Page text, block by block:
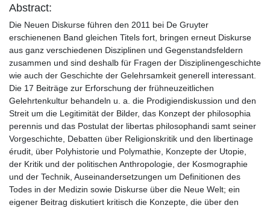
Abstract:
Die Neuen Diskurse führen den 2011 bei De Gruyter
erschienenen Band gleichen Titels fort, bringen erneut Diskurse
aus ganz verschiedenen Disziplinen und Gegenstandsfeldern
zusammen und sind deshalb für Fragen der Disziplinengeschichte
wie auch der Geschichte der Gelehrsamkeit generell interessant.
Die 17 Beiträge zur Erforschung der frühneuzeitlichen
Gelehrtenkultur behandeln u. a. die Prodigiendiskussion und den
Streit um die Legitimität der Bilder, das Konzept der philosophia
perennis und das Postulat der libertas philosophandi samt seiner
Vorgeschichte, Debatten über Religionskritik und den libertinage
érudit, über Polyhistorie und Polymathie, Konzepte der Utopie,
der Kritik und der politischen Anthropologie, der Kosmographie
und der Technik, Auseinandersetzungen um Definitionen des
Todes in der Medizin sowie Diskurse über die Neue Welt; ein
eigener Beitrag diskutiert kritisch die Konzepte, die über den